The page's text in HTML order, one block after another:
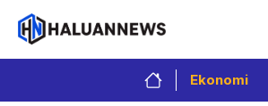
Langsung
isi
Ekonomi